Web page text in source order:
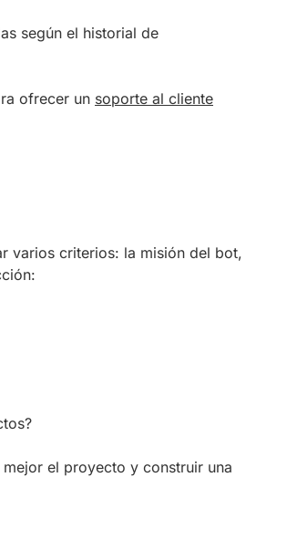
según el historial de
ofrecer un soporte al cliente
varios criterios: la misión del bot,
el proyecto y construir una